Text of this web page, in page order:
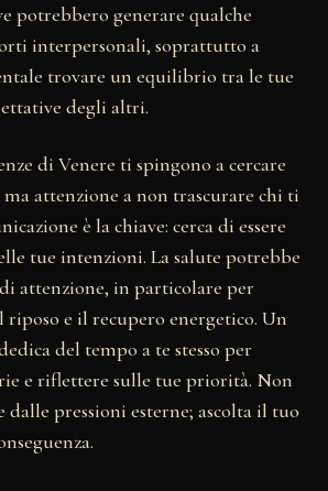
potrebbero generare qualche
interpersonali, soprattutto a
trovare un equilibrio tra le tue
degli altri.
di Venere ti spingono a cercare
ma attenzione a non trascurare chi ti
è la chiave: cerca di essere
tue intenzioni. La salute potrebbe
attenzione, in particolare per
e il recupero energetico. Un
del tempo a te stesso per
e riflettere sulle tue priorità. Non
dalle pressioni esterne; ascolta il tuo